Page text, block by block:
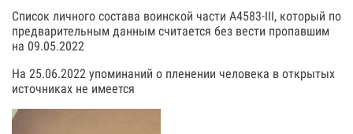
Список личного состава воинской части А4583-III, который по
предварительным данным считается без вести пропавшим
на 09.05.2022
На 25.06.2022 упоминаний о пленении человека в открытых
источниках не имеется